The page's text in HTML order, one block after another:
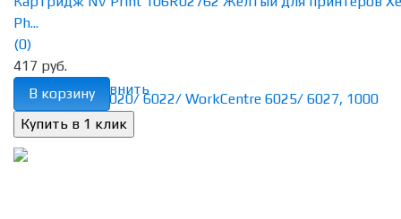
избранное сравнить
Ph...
(0)
417 руб.
В корзину